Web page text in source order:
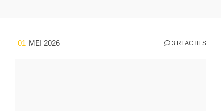
01 MEI 2026 3 REACTIES